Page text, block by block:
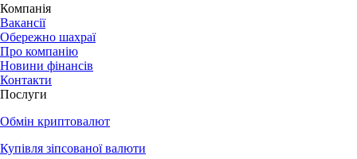
Компанія
Вакансії
Обережно шахраї
Про компанію
Новини фінансів
Контакти
Послуги
Обмін криптовалют
Купівля зіпсованої валюти